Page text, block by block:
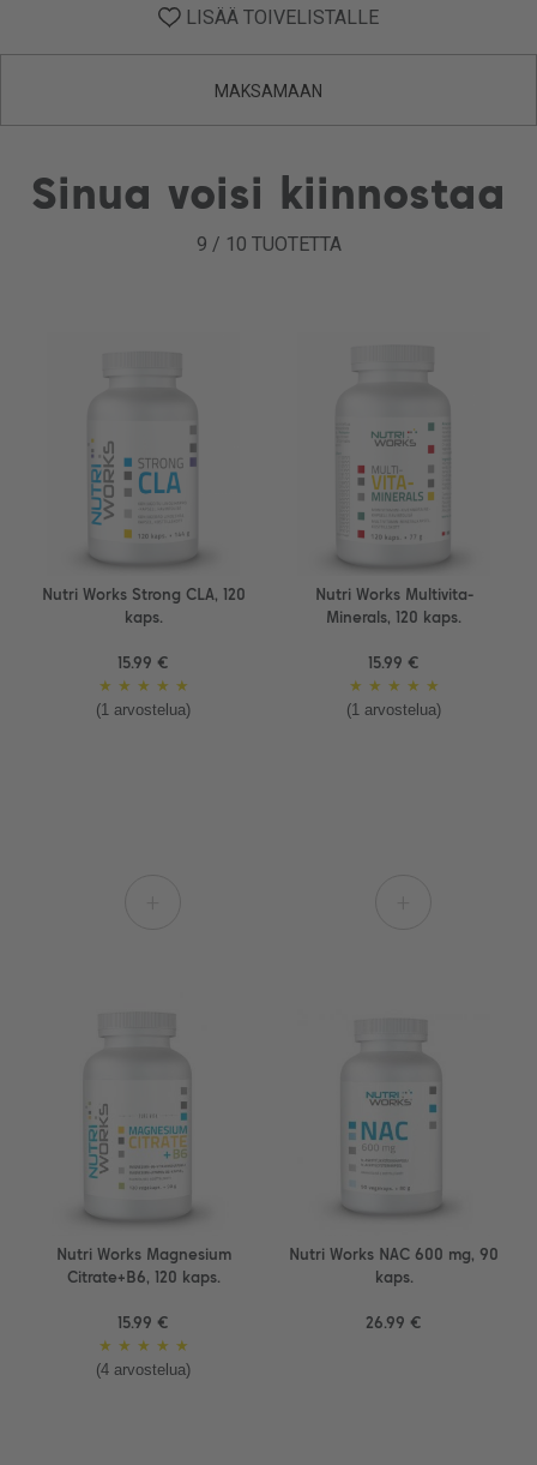
LISÄÄ TOIVELISTALLE
MAKSAMAAN
Sinua voisi kiinnostaa
9 / 10 TUOTETTA
Nutri Works Strong CLA, 120
kaps.
15.99 €
★ ★ ★ ★ ★
(1 arvostelua)
Nutri Works Multivita-
Minerals, 120 kaps.
15.99 €
★ ★ ★ ★ ★
(1 arvostelua)
Nutri Works Magnesium
Citrate+B6, 120 kaps.
15.99 €
★ ★ ★ ★ ★
(4 arvostelua)
Nutri Works NAC 600 mg, 90
kaps.
26.99 €